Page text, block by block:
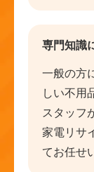
専門知識
一般の方
しい不用
スタッフ
家電リサ
てお任せ